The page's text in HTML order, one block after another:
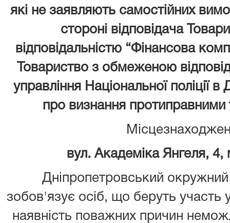
які не заявляють самостійних
стороні відповідача
відповідальністю “Фінансова
Товариство з обмеженою
управління Національної поліції в
про визнання протиправними
вул. Академіка Янгеля,
Дніпропетровський окружний
зобов'язує осіб, що беруть участь
наявність поважних причин